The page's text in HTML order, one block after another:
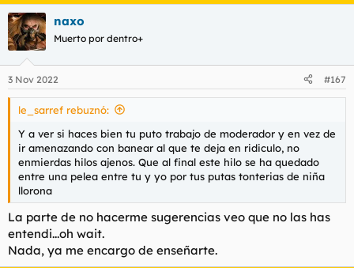
naxo
Muerto por dentro+
3 Nov 2022 #167
le_sarref rebuznó:
Y a ver si haces bien tu puto trabajo de moderador y en vez de
ir amenazando con banear al que te deja en ridiculo, no
enmierdas hilos ajenos. Que al final este hilo se ha quedado
entre una pelea entre tu y yo por tus putas tonterias de niña
llorona
La parte de no hacerme sugerencias veo que no las has
entendi...oh wait.
Nada, ya me encargo de enseñarte.